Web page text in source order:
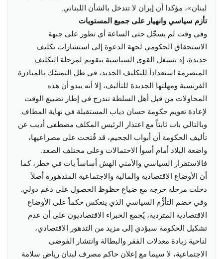
لبنان»، مؤكدا أن إيران لا تتدخل بالشأن اللبناني.
تأزم سياسي وانهيار على جميع المستويات
وفي وقت لم يسجّل حتى الساعة أي تطور على جبهة
الاستحقاق الحكومي لجهة ‏الدعوة إلى استشارات تكليف
جديدة، إذ تنشغل القوى السياسية بتقويم لمرحلة التكليف
المنصرمة استعداداً ‏للتكليف الجديد، في ظل التمسّك بالمبادرة
الفرنسية ومهلتها ‏الجديدة للتأليف، إلا أنه يبدو أن هذه
المحاولات من قبل أهل السلطة تندرج في إطار تضييع الوقت
لإعادة تعويم حكومة حسان دياب المستقيلة في نهاية المطاف.‏
وبالتالي بات ثابتاً مع اعتذار الرئيس المكلف مصطفى أديب عن
تأليف الحكومة أن أبواب الجحيم، قد فُتحت على مصراعيها،
واضعة البلاد أمام أسوأ الاحتمالات وعلى مختلف الصعد.
فالاستقرار السياسي والأمني الهش أساساً بات في خطر، كما
أن الأوضاع الاقتصادية والمالية والاجتماعية المتدهورة أصلاً
دخلت مرحلة حرجة مع ضياع حظوظ الحصول على دعم دولي.
وفي خضم التأزُّم السياسي الذي ينعكس حكماً على الأوضاع
الاقتصادية المتردية، يُجمع الخبراء الاقتصاديون على أن عدم
تشكيل الحكومة سيؤدي إلى مزيد من التدهور الاقتصادي،
لناحية زيادة معدلات الفقر والبطالة وانتشار الفوضى
الاجتماعية، لا سيما مع إعلان حاكم مصرف لبنان رياض سلامة